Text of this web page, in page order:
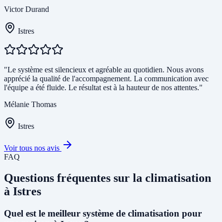
Victor Durand
Istres
"Le système est silencieux et agréable au quotidien. Nous avons
apprécié la qualité de l'accompagnement. La communication avec
l'équipe a été fluide. Le résultat est à la hauteur de nos attentes."
Mélanie Thomas
Istres
Voir tous nos avis
FAQ
Questions fréquentes sur la climatisation
à Istres
Quel est le meilleur système de climatisation pour